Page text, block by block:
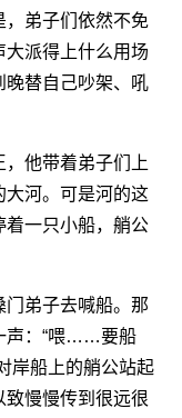
，弟子们依然不免
大派得上什么用场
晚替自己吵架、吼
他带着弟子们上
大河。可是河的这
着一只小船，艄公
弟子去喊船。那
声：“喂……要船
岸船上的艄公站起
致慢慢传到很远很